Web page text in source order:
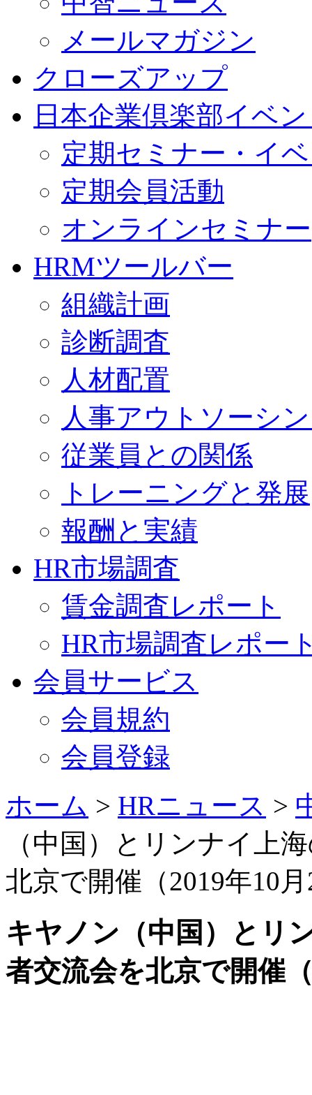
メールマガジン
クローズアップ
日本企業倶楽部イベ
定期セミナー・イ
定期会員活動
オンラインセミナー
HRMツールバー
組織計画
診断調査
人材配置
人事アウトソーシ
従業員との関係
トレーニングと発展
報酬と実績
HR市場調査
賃金調査レポート
HR市場調査レポー
会員サービス
会員規約
会員登録
ホーム > HRニュース >
（中国）とリンナイ上
北京で開催（2019年10
キヤノン（中国）とリ
者交流会を北京で開催